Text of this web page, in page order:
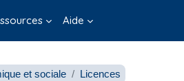
Aide
et sociale Licences